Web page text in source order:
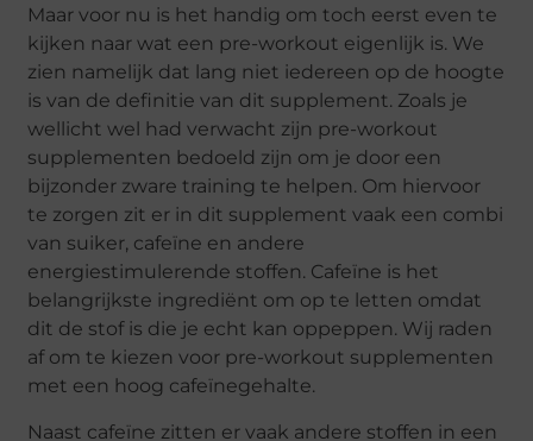
Maar voor nu is het handig om toch eerst even te
kijken naar wat een pre-workout eigenlijk is. We
zien namelijk dat lang niet iedereen op de hoogte
is van de definitie van dit supplement. Zoals je
wellicht wel had verwacht zijn pre-workout
supplementen bedoeld zijn om je door een
bijzonder zware training te helpen. Om hiervoor
te zorgen zit er in dit supplement vaak een combi
van suiker, cafeïne en andere
energiestimulerende stoffen. Cafeïne is het
belangrijkste ingrediënt om op te letten omdat
dit de stof is die je echt kan oppeppen. Wij raden
af om te kiezen voor pre-workout supplementen
met een hoog cafeïnegehalte.
Naast cafeïne zitten er vaak andere stoffen in een